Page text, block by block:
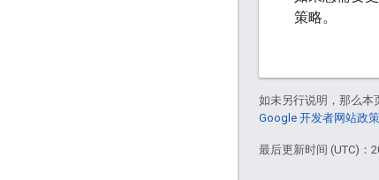
策略。
如未另行说明，那么本
Google 开发者网站政策
最后更新时间 (UTC)：